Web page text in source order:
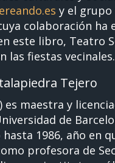
y el
colaboración
este libro, Teatro
las fiestas vecinales.
Tejero
es maestra y
de
1986, año en
profesora de